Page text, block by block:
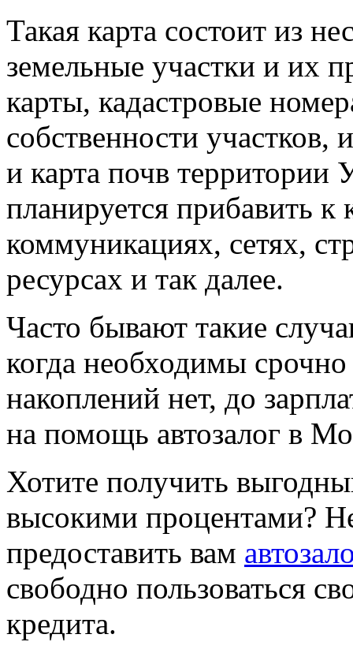
Такая карта состоит из
земельные участки и их
карты, кадастровые
собственности участков,
и карта почв
планируется прибавить
коммуникациях, сетях,
ресурсах и так далее.
Часто бывают такие
когда необходимы
накоплений нет, до
на помощь автозалог в
Хотите получить
высокими процентами?
предоставить вам
свободно пользоваться
кредита.